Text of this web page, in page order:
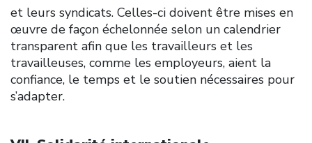
et leurs syndicats. Celles-ci doivent être mises en
œuvre de façon échelonnée selon un calendrier
transparent afin que les travailleurs et les
travailleuses, comme les employeurs, aient la
confiance, le temps et le soutien nécessaires pour
s’adapter.